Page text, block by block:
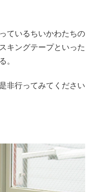
ているちいかわたちの
キングテープといった
。
非行ってみてください